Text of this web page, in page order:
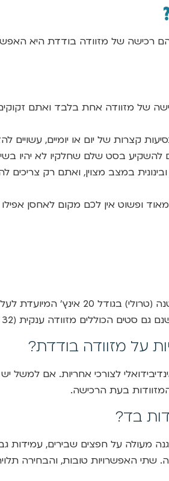
רכישה של מזוודה בודדת היא
מזוודה אחת בלבד ואתם זקוקים
קצרות של יום או יומיים,
להשקיע בסט שלם שחלקיו לא יהיו
ובינונית במצב מצוין, ואתם רק
ופשוט אין לכם מקום לאחסן
על מזוודה בודדת?
לצורכי אחריות. אם למשל
בעת הרכישה.
בד?
על חפצים שבירים, עמידות
שתי האפשרויות טובות, והבחירה